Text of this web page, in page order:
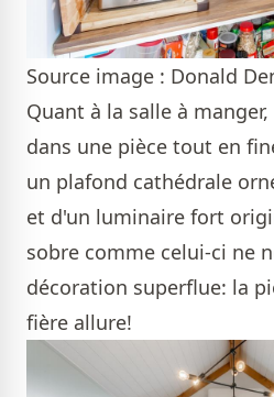
Source image : Donald
Quant à la salle à
dans une pièce tout en
un plafond cathédrale
et d'un luminaire fort
sobre comme celui-ci ne
décoration superflue: la
fière allure!